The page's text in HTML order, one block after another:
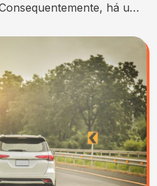
há um
para proteger esse
que aprender como
Isso porque, mesmo
oficial sobre roubos…